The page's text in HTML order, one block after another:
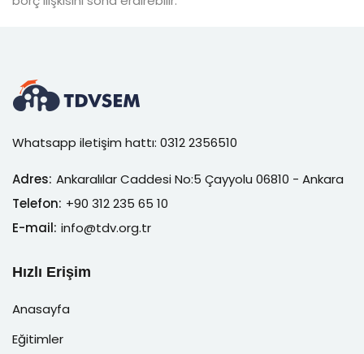
Whatsapp iletişim hattı: 0312 2356510
Adres: Ankaralılar Caddesi No:5 Çayyolu 06810 - Ankara
Telefon: +90 312 235 65 10
E-mail: info@tdv.org.tr
Hızlı Erişim
Anasayfa
Eğitimler